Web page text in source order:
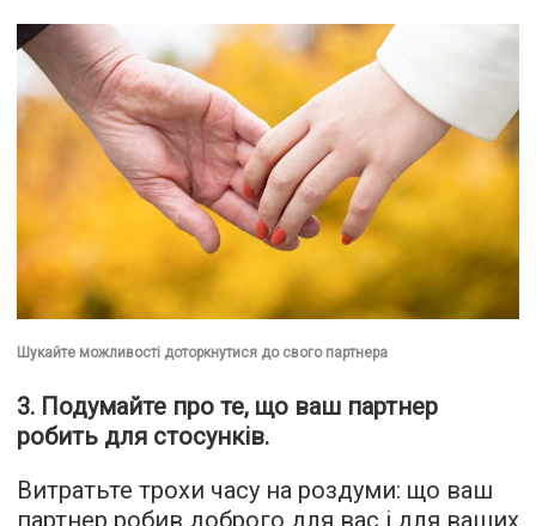
Шукайте можливості доторкнутися до свого партнера
3. Подумайте про те, що ваш партнер
робить для стосунків.
Витратьте трохи часу на роздуми: що ваш